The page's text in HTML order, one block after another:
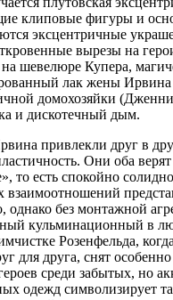
клиповые фигуры и
эксцентричные
вырезы на
шевелюре Купера,
лак жены Ирвина
домохозяйки
и дискотечный дым.
привлекли друг в
Они оба
то есть спокойно
взаимоотношений
однако без монтажной
кульминационный в
Розенфельда,
для друга, снят
среди забытых, но
одежд символизирует